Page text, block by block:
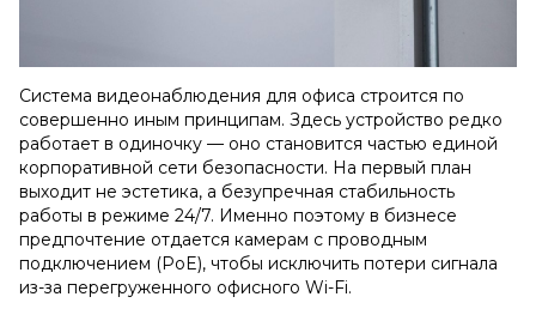
Система видеонаблюдения для офиса строится по
совершенно иным принципам. Здесь устройство редко
работает в одиночку — оно становится частью единой
корпоративной сети безопасности. На первый план
выходит не эстетика, а безупречная стабильность
работы в режиме 24/7. Именно поэтому в бизнесе
предпочтение отдается камерам с проводным
подключением (PoE), чтобы исключить потери сигнала
из-за перегруженного офисного Wi-Fi.